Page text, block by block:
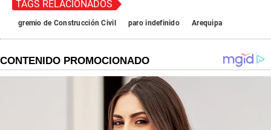
TAGS RELACIONADOS
gremio de Construcción Civil paro indefinido Arequipa